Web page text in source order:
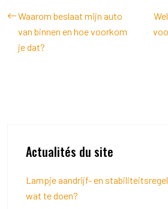
Waarom beslaat mijn auto
van binnen en hoe voorkom
je dat?
Actualités du site
Lampje aandrijf- en
wat te doen?